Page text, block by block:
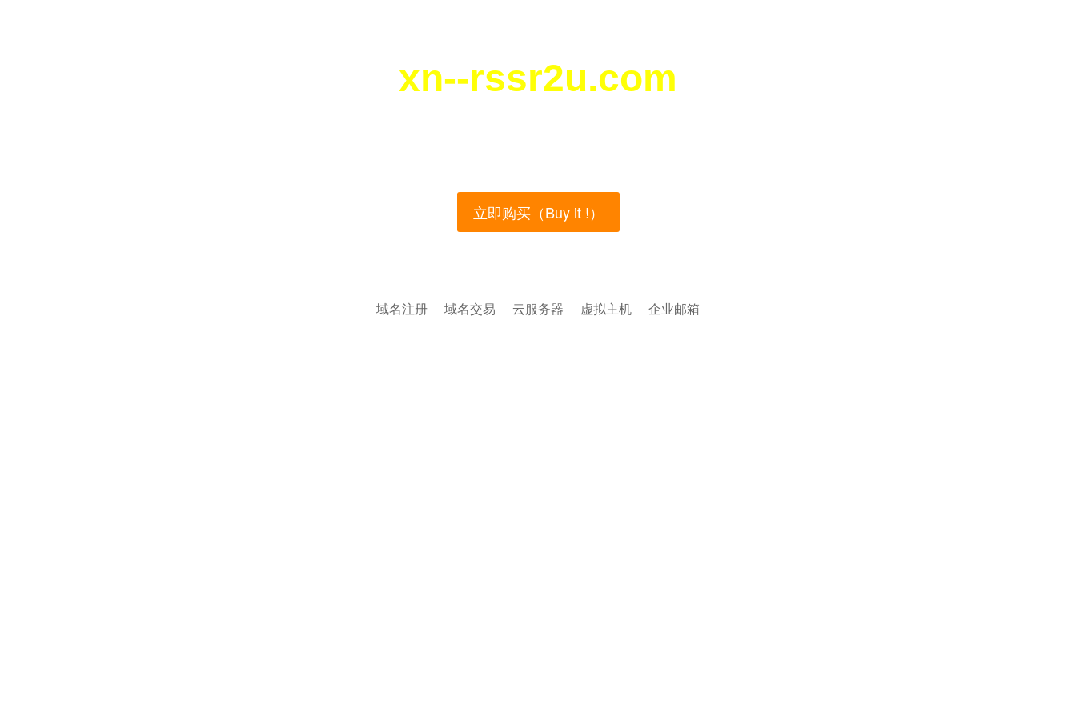
xn--rssr2u.com
立即购买（Buy it !）
域名注册 | 域名交易 | 云服务器 | 虚拟主机 | 企业邮箱